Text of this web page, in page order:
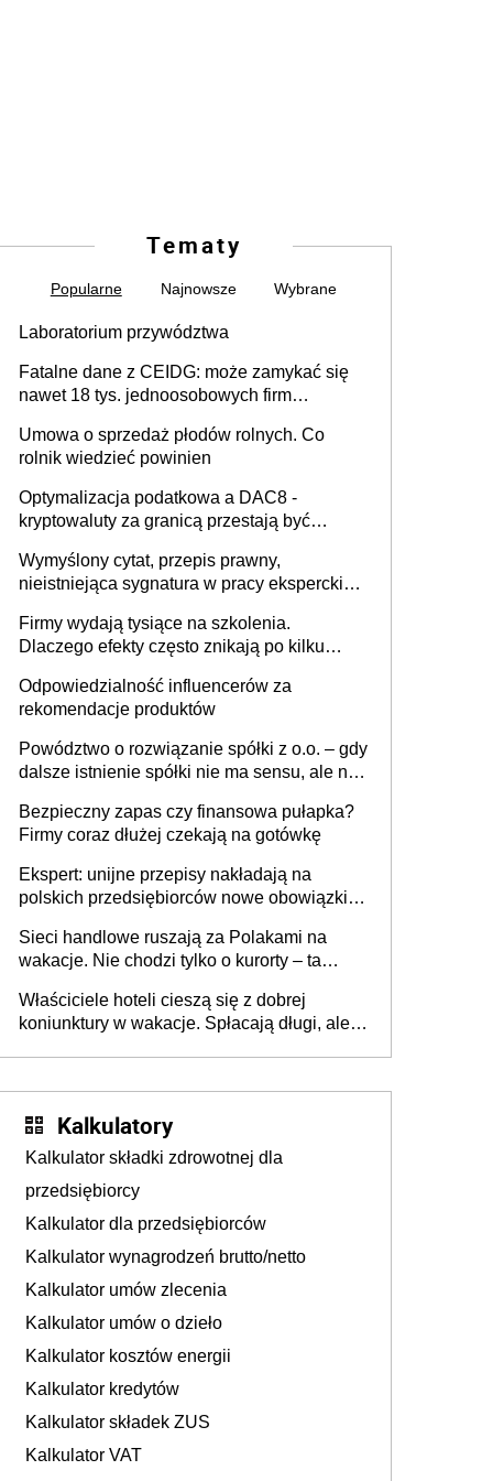
Tematy
Popularne Najnowsze Wybrane
Laboratorium przywództwa
Fatalne dane z CEIDG: może zamykać się
nawet 18 tys. jednoosobowych firm
Umowa o sprzedaż płodów rolnych. Co
rolnik wiedzieć powinien
Optymalizacja podatkowa a DAC8 -
kryptowaluty za granicą przestają być
Wymyślony cytat, przepis prawny,
nieistniejąca sygnatura w pracy eksperckiej -
firmie
Firmy wydają tysiące na szkolenia.
Dlaczego efekty często znikają po kilku
Odpowiedzialność influencerów za
rekomendacje produktów
Powództwo o rozwiązanie spółki z o.o. – gdy
dalsze istnienie spółki nie ma sensu, ale nie
Bezpieczny zapas czy finansowa pułapka?
Firmy coraz dłużej czekają na gotówkę
Ekspert: unijne przepisy nakładają na
polskich przedsiębiorców nowe obowiązki w
Sieci handlowe ruszają za Polakami na
wakacje. Nie chodzi tylko o kurorty – ta
tam, gdzie wielu spędzi urlop po cichu
Właściciele hoteli cieszą się z dobrej
koniunktury w wakacje. Spłacają długi, ale
Kalkulatory
Kalkulator składki zdrowotnej dla
przedsiębiorcy
Kalkulator dla przedsiębiorców
Kalkulator wynagrodzeń brutto/netto
Kalkulator umów zlecenia
Kalkulator umów o dzieło
Kalkulator kosztów energii
Kalkulator kredytów
Kalkulator składek ZUS
Kalkulator VAT